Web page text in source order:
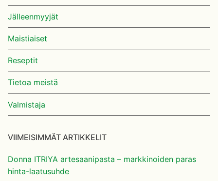
Jälleenmyyjät
Maistiaiset
Reseptit
Tietoa meistä
Valmistaja
VIIMEISIMMÄT ARTIKKELIT
Donna ITRIYA artesaanipasta – markkinoiden paras
hinta-laatusuhde